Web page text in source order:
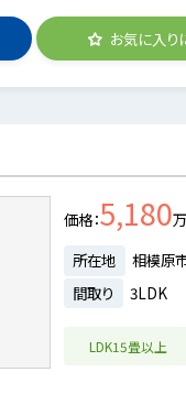
お気に入り
価格 5,180
所在地
相模原
間取り
3LDK
LDK15畳以上